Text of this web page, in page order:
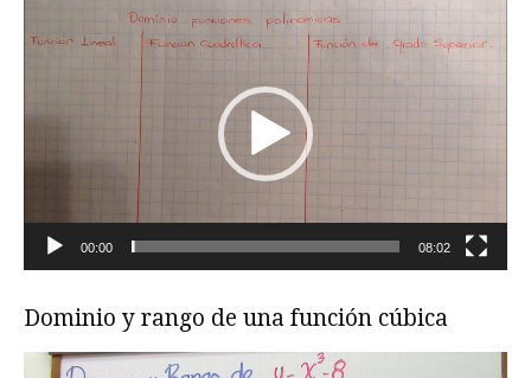
Reproductor
de
00:00 08:02
Dominio y rango de una función cúbica
Reproductor